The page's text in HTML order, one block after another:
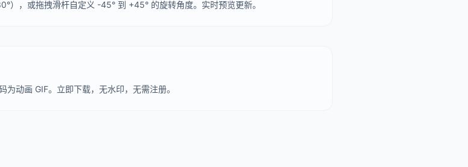
），或拖拽滑杆自定义 -45° 到 +45° 的旋转角度。实时预览更新。
动画 GIF。立即下载，无水印，无需注册。